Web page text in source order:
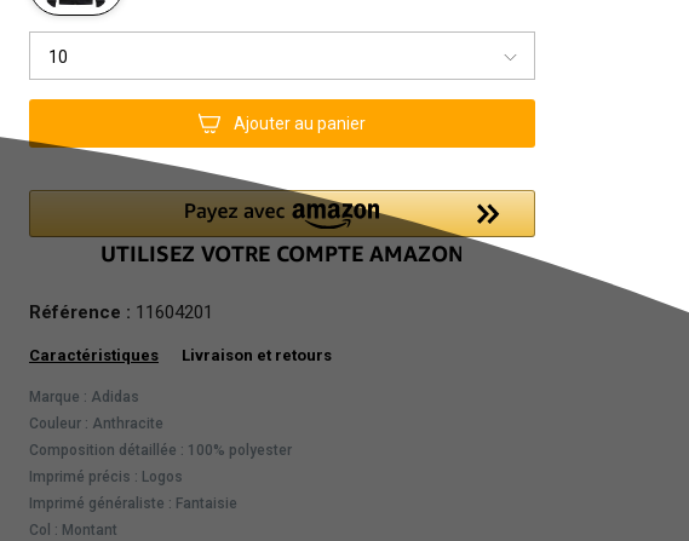
10
Ajouter au panier
Référence : 11604201
Caractéristiques Livraison et retours
Marque : Adidas
Couleur : Anthracite
Composition détaillée : 100% polyester
Imprimé précis : Logos
Imprimé généraliste : Fantaisie
Col : Montant